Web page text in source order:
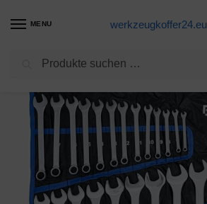
MENU werkzeugkoffer24.eu
Schraubenschlüssel Produkte